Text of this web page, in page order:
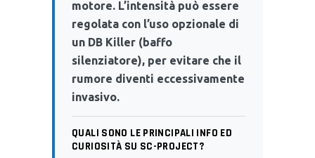
motore. L’intensità può essere
regolata con l’uso opzionale di
un DB Killer (baffo
silenziatore), per evitare che il
rumore diventi eccessivamente
invasivo.
QUALI SONO LE PRINCIPALI INFO ED
CURIOSITÀ SU SC-PROJECT?